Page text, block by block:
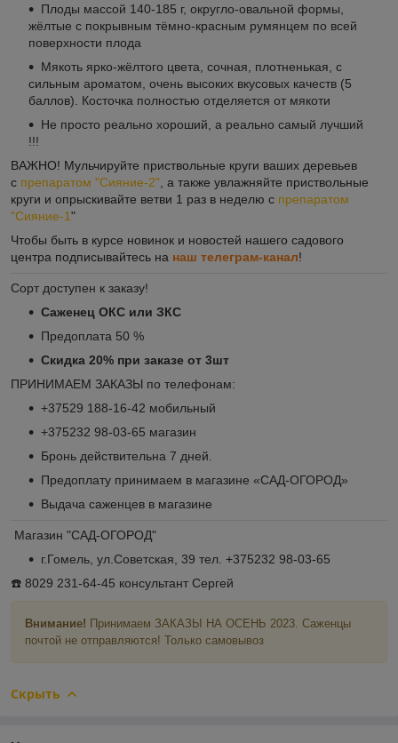
Плоды массой 140-185 г, округло-овальной формы,
жёлтые с покрывным тёмно-красным румянцем по всей
поверхности плода
Мякоть ярко-жёлтого цвета, сочная, плотненькая, с
сильным ароматом, очень высоких вкусовых качеств (5
баллов). Косточка полностью отделяется от мякоти
Не просто реально хороший, а реально самый лучший
!!!
ВАЖНО! Мульчируйте приствольные круги ваших деревьев
с препаратом "Сияние-2" , а также увлажняйте приствольные
круги и опрыскивайте ветви 1 раз в неделю с препаратом
"Сияние-1"
Чтобы быть в курсе новинок и новостей нашего садового
центра подписывайтесь на наш телеграм-канал!
Сорт доступен к заказу!
Саженец ОКС или ЗКС
Предоплата 50 %
Скидка 20% при заказе от 3шт
ПРИНИМАЕМ ЗАКАЗЫ по телефонам:
+37529 188-16-42 мобильный
+375232 98-03-65 магазин
Бронь действительна 7 дней.
Предоплату принимаем в магазине «САД-ОГОРОД»
Выдача саженцев в магазине
Магазин "САД-ОГОРОД"
г.Гомель, ул.Советская, 39 тел. +375232 98-03-65
☎️ 8029 231-64-45 консультант Сергей
Внимание! Принимаем ЗАКАЗЫ НА ОСЕНЬ 2023. Саженцы
почтой не отправляются! Только самовывоз
Скрыть